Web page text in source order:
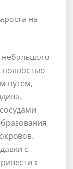
на
небольшого
полностью
путем,
с
к